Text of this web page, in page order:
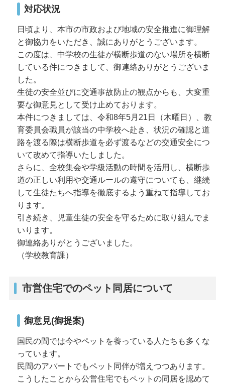
対応状況
日頃より、本市の市政および地域の安全推進に御理解
と御協力をいただき、誠にありがとうございます。
この度は、中学校の生徒が横断歩道のない場所を横断
している件につきまして、御連絡ありがとうございま
した。
生徒の安全並びに交通事故防止の観点からも、大変重
要な御意見として受け止めております。
本件につきましては、令和8年5月21日（木曜日）、教
育委員会職員が該当の中学校へ赴き、状況の確認と道
路を渡る際は横断歩道を必ず渡るなどの交通安全につ
いて改めて指導いたしました。
さらに、全校集会や学級活動の時間を活用し、横断歩
道の正しい利用や交通ルールの遵守についても、継続
して生徒たちへ指導を徹底するよう重ねて指導してお
ります。
引き続き、児童生徒の安全を守るために取り組んでま
いります。
御連絡ありがとうございました。
（学校教育課）
市営住宅でのペット同居について
御意見(御提案)
国民の間では今やペットを養っている人たちも多くな
っています。
民間のアパートでもペット同伴が増えつつあります。
こうしたことから公営住宅でもペットの同居を認めて